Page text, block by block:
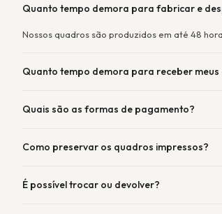
Quanto tempo demora para fabricar e
Nossos quadros são produzidos em até 48
Quanto tempo demora para receber
Quais são as formas de pagamento?
Como preservar os quadros impressos?
É possível trocar ou devolver?